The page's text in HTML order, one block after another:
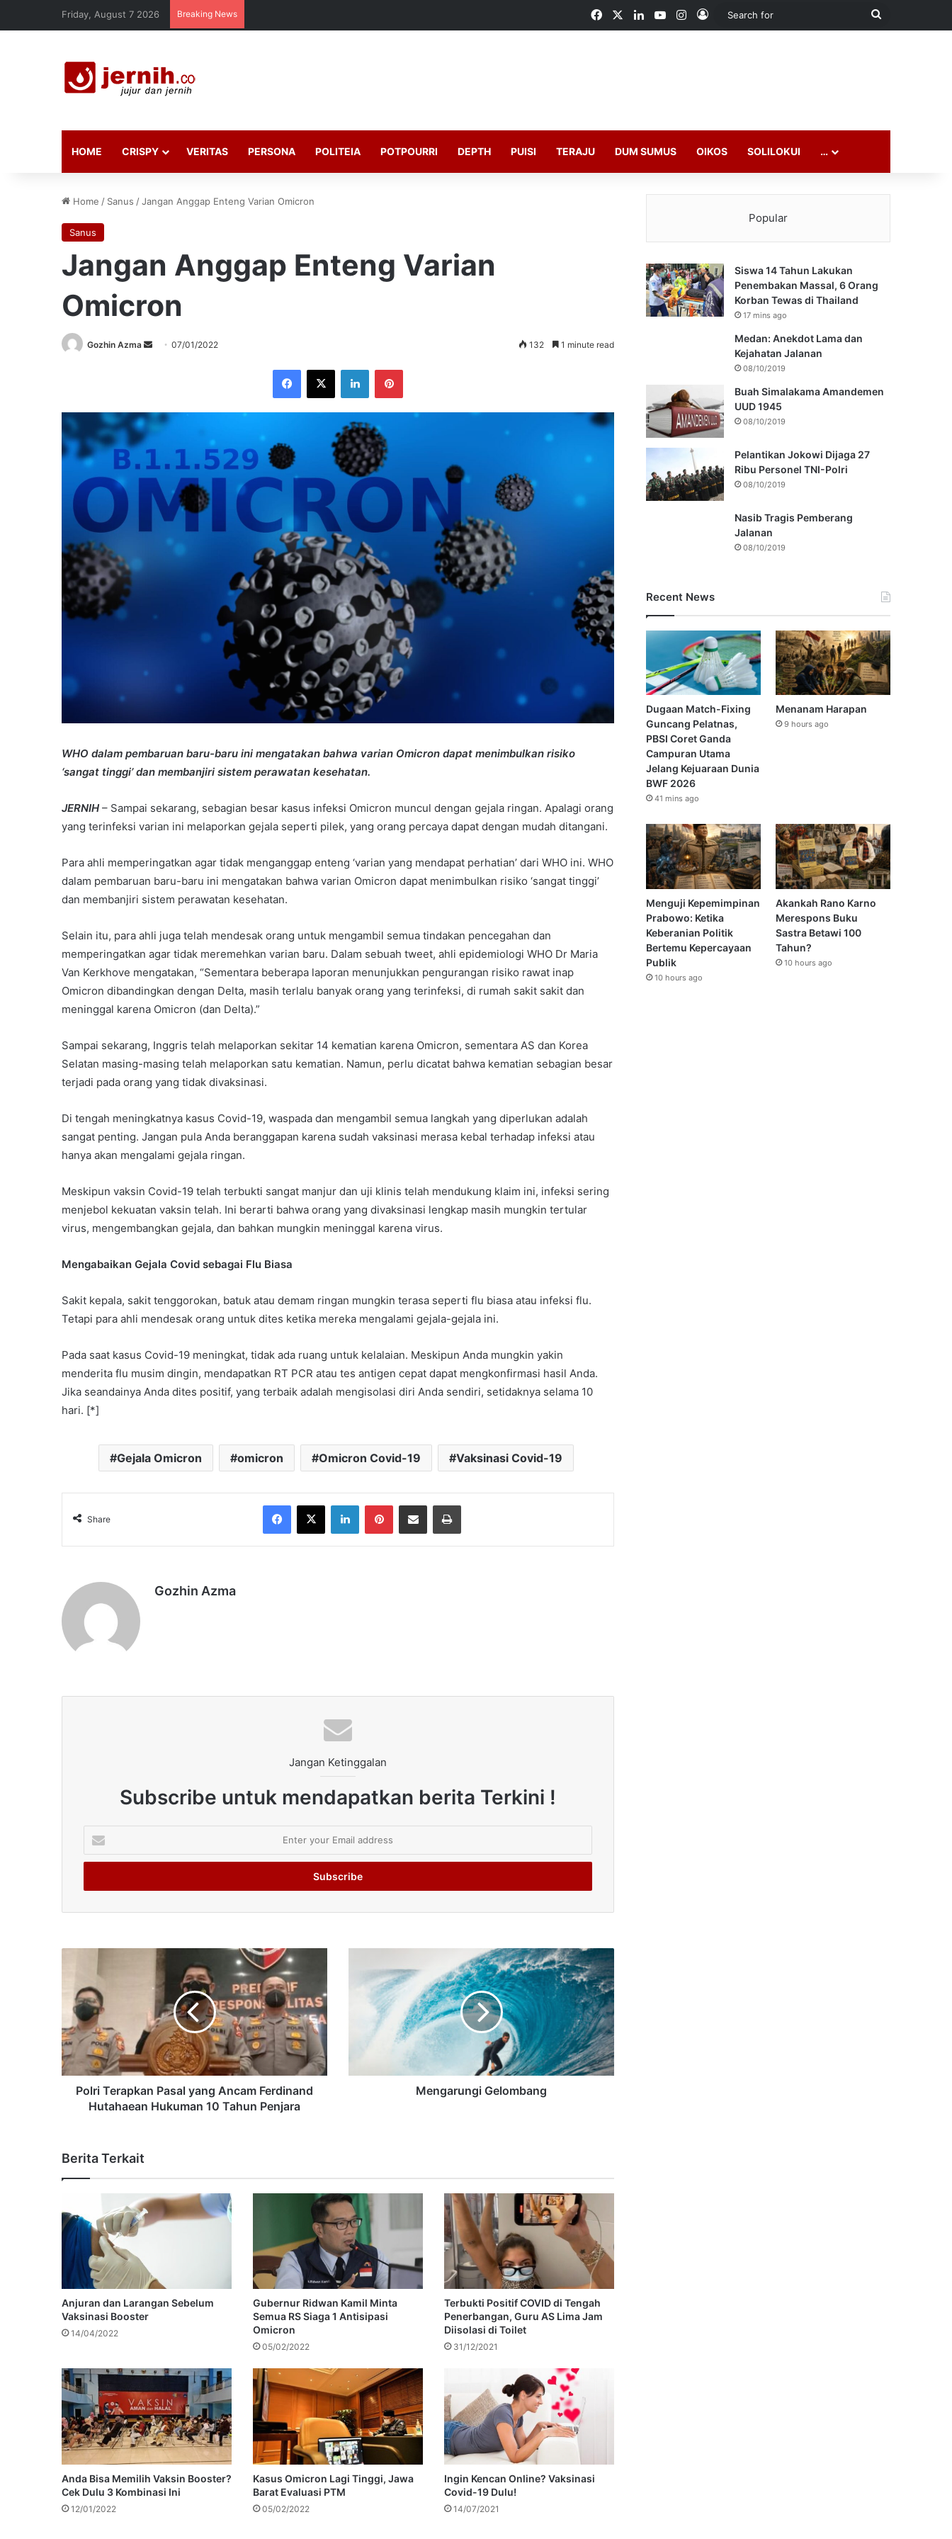
Friday, August 7 2026 Breaking News FacebookLinkedInYouTubeInstagram
Log In
Search
HOME CRISPY VERITAS PERSONA POLITEIA POTPOURRI DEPTH PUISI TERAJU DUM SUMUS OIKOS SOLILOKUI …
Home / Sanus /Jangan Anggap Enteng Varian Omicron
Sanus
Jangan Anggap Enteng Varian
Omicron
Gozhin Azma
Send07/01/2022 132 1 minute read
Facebook
X LinkedInPinterest
WHO dalam pembaruan baru-baru ini mengatakan bahwa varian Omicron dapat menimbulkan risiko
‘sangat tinggi’ dan membanjiri sistem perawatan kesehatan.
JERNIH – Sampai sekarang, sebagian besar kasus infeksi Omicron muncul dengan gejala ringan. Apalagi orang
yang terinfeksi varian ini melaporkan gejala seperti pilek, yang orang percaya dapat dengan mudah ditangani.
Para ahli memperingatkan agar tidak menganggap enteng ‘varian yang mendapat perhatian’ dari WHO ini. WHO
dalam pembaruan baru-baru ini mengatakan bahwa varian Omicron dapat menimbulkan risiko ‘sangat tinggi’
dan membanjiri sistem perawatan kesehatan.
Selain itu, para ahli juga telah mendesak orang untuk mengambil semua tindakan pencegahan dan
memperingatkan agar tidak meremehkan varian baru. Dalam sebuah tweet, ahli epidemiologi WHO Dr Maria
Van Kerkhove mengatakan, “Sementara beberapa laporan menunjukkan pengurangan risiko rawat inap
Omicron dibandingkan dengan Delta, masih terlalu banyak orang yang terinfeksi, di rumah sakit sakit dan
meninggal karena Omicron (dan Delta).”
Sampai sekarang, Inggris telah melaporkan sekitar 14 kematian karena Omicron, sementara AS dan Korea
Selatan masing-masing telah melaporkan satu kematian. Namun, perlu dicatat bahwa kematian sebagian besar
terjadi pada orang yang tidak divaksinasi.
Di tengah meningkatnya kasus Covid-19, waspada dan mengambil semua langkah yang diperlukan adalah
sangat penting. Jangan pula Anda beranggapan karena sudah vaksinasi merasa kebal terhadap infeksi atau
hanya akan mengalami gejala ringan.
Meskipun vaksin Covid-19 telah terbukti sangat manjur dan uji klinis telah mendukung klaim ini, infeksi sering
menjebol kekuatan vaksin telah. Ini berarti bahwa orang yang divaksinasi lengkap masih mungkin tertular
virus, mengembangkan gejala, dan bahkan mungkin meninggal karena virus.
Mengabaikan Gejala Covid sebagai Flu Biasa
Sakit kepala, sakit tenggorokan, batuk atau demam ringan mungkin terasa seperti flu biasa atau infeksi flu.
Tetapi para ahli mendesak orang untuk dites ketika mereka mengalami gejala-gejala ini.
Pada saat kasus Covid-19 meningkat, tidak ada ruang untuk kelalaian. Meskipun Anda mungkin yakin
menderita flu musim dingin, mendapatkan RT PCR atau tes antigen cepat dapat mengkonfirmasi hasil Anda.
Jika seandainya Anda dites positif, yang terbaik adalah mengisolasi diri Anda sendiri, setidaknya selama 10
hari. [*]
Gejala Omicron omicron Omicron Covid-19 Vaksinasi Covid-19
Share
Facebook
X LinkedInPinterestShare via Email Print
Gozhin Azma
Jangan Ketinggalan
Subscribe untuk mendapatkan berita Terkini !
your
Email
Polri Terapkan Pasal yang Ancam Ferdinand
Hutahaean Hukuman 10 Tahun Penjara
Mengarungi Gelombang
Berita Terkait
Anjuran dan Larangan Sebelum
Vaksinasi Booster
14/04/2022
Gubernur Ridwan Kamil Minta
Semua RS Siaga 1 Antisipasi
Omicron
05/02/2022
Terbukti Positif COVID di Tengah
Penerbangan, Guru AS Lima Jam
Diisolasi di Toilet
31/12/2021
Anda Bisa Memilih Vaksin Booster?
Cek Dulu 3 Kombinasi Ini
12/01/2022
Kasus Omicron Lagi Tinggi, Jawa
Barat Evaluasi PTM
05/02/2022
Ingin Kencan Online? Vaksinasi
Covid-19 Dulu!
14/07/2021
Popular
Siswa 14 Tahun Lakukan
Penembakan Massal, 6 Orang
Korban Tewas di Thailand
17 mins ago
Medan: Anekdot Lama dan
Kejahatan Jalanan
08/10/2019
Buah Simalakama Amandemen
UUD 1945
08/10/2019
Pelantikan Jokowi Dijaga 27
Ribu Personel TNI-Polri
08/10/2019
Nasib Tragis Pemberang
Jalanan
08/10/2019
Recent News
Dugaan Match-Fixing
Guncang Pelatnas,
PBSI Coret Ganda
Campuran Utama
Jelang Kejuaraan Dunia
BWF 2026
41 mins ago
Menanam Harapan
9 hours ago
Menguji Kepemimpinan
Prabowo: Ketika
Keberanian Politik
Bertemu Kepercayaan
Publik
10 hours ago
Akankah Rano Karno
Merespons Buku
Sastra Betawi 100
Tahun?
10 hours ago